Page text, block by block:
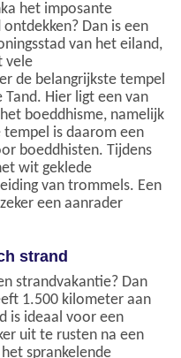
het imposante
Dan is een
van het eiland,
vele
de belangrijkste tempel
Tand. Hier ligt een van
boeddhisme, namelijk
is daarom een
boeddhisten. Tijdens
wit geklede
van trommels. Een
een aanrader
strand
strandvakantie? Dan
1.500 kilometer aan
is ideaal voor een
uit te rusten na een
sprankelende